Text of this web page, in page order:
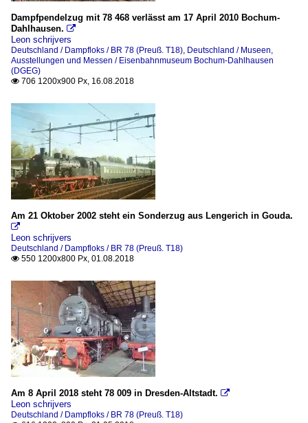
Dampfpendelzug mit 78 468 verlässt am 17 April 2010 Bochum-
Dahlhausen. 
Leon schrijvers
Deutschland / Dampfloks / BR 78 (Preuß. T18), Deutschland / Museen,
Ausstellungen und Messen / Eisenbahnmuseum Bochum-Dahlhausen
(DGEG)
 706 1200x900 Px, 16.08.2018
Am 21 Oktober 2002 steht ein Sonderzug aus Lengerich in Gouda.

Leon schrijvers
Deutschland / Dampfloks / BR 78 (Preuß. T18)
 550 1200x800 Px, 01.08.2018
Am 8 April 2018 steht 78 009 in Dresden-Altstadt. 
Leon schrijvers
Deutschland / Dampfloks / BR 78 (Preuß. T18)